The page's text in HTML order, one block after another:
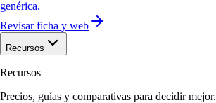
genérica.
Revisar ficha y web
Recursos
Recursos
Precios, guías y comparativas para decidir mejor.